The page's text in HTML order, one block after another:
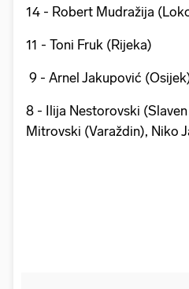
14 - Robert Mudražija
11 - Toni Fruk (Rijeka)
9 - Arnel Jakupović
8 - Ilija Nestorovski
Mitrovski (Varaždin), Niko